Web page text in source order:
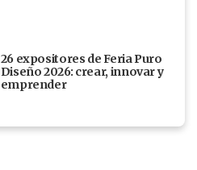
26 expositores de Feria Puro
Diseño 2026: crear, innovar y
emprender